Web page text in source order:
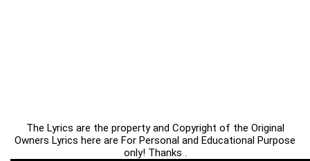
The Lyrics are the property and Copyright of the Original
Owners Lyrics here are For Personal and Educational Purpose
only! Thanks .